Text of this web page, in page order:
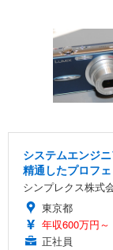
システムエンジ
精通したプロフ
シンプレクス株式
東京都
年収600万円～
正社員